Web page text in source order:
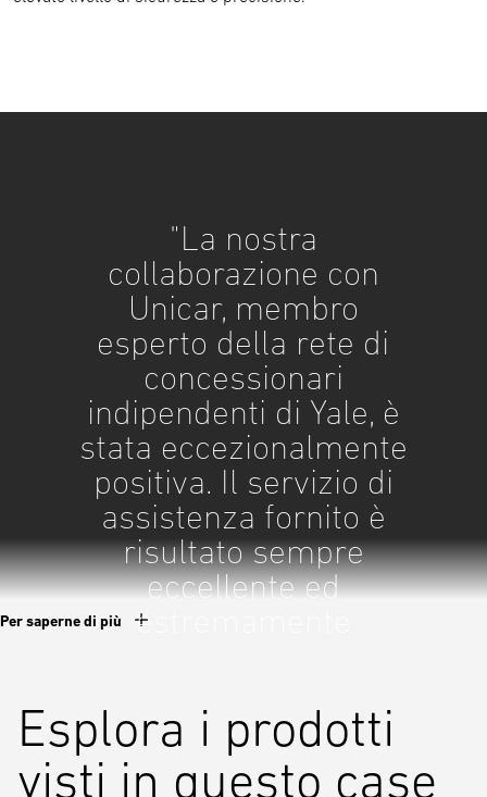
"La nostra
collaborazione con
Unicar, membro
esperto della rete di
concessionari
indipendenti di Yale, è
stata eccezionalmente
positiva. Il servizio di
assistenza fornito è
risultato sempre
eccellente ed
estremamente
del centro di distribuzione
Per saperne di più
Esplora i prodotti
visti in questo case